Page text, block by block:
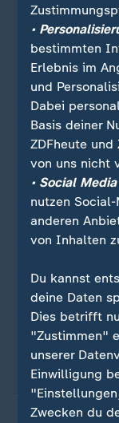
Quelle: dpa
Sie wollen auf
erhalten Sie
Smartphone.
lassen Sie
Auszeit"
WhatsApp-
•
bestimmten
Erlebnis im
und
Dabei
Basis deiner
ZDFheute
von uns nicht
• Social
nutzen
anderen
von Inhalten
Du kannst
deine Daten
Dies betrifft
"Zustimmen"
unserer
Einwilligung
Zwecken du